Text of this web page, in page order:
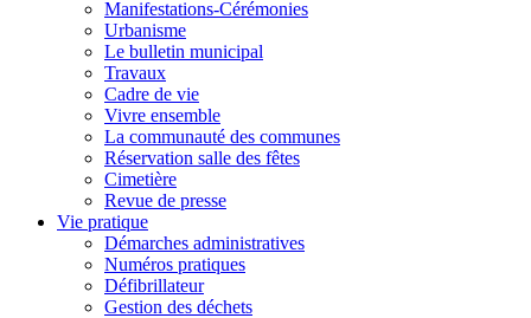
Manifestations-Cérémonies
Urbanisme
Le bulletin municipal
Travaux
Cadre de vie
Vivre ensemble
La communauté des communes
Réservation salle des fêtes
Cimetière
Revue de presse
Vie pratique
Démarches administratives
Numéros pratiques
Défibrillateur
Gestion des déchets